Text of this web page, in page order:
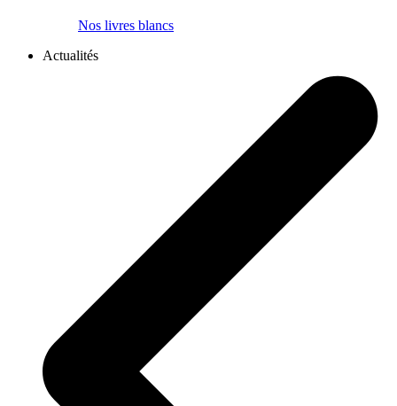
Nos livres blancs
Actualités